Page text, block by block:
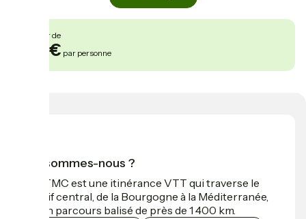
À partir de
122€ par personne
Qui sommes-nous ?
La GTMC est une itinérance VTT qui traverse le
Massif central, de la Bourgogne à la Méditerranée,
sur un parcours balisé de près de 1 400 km.